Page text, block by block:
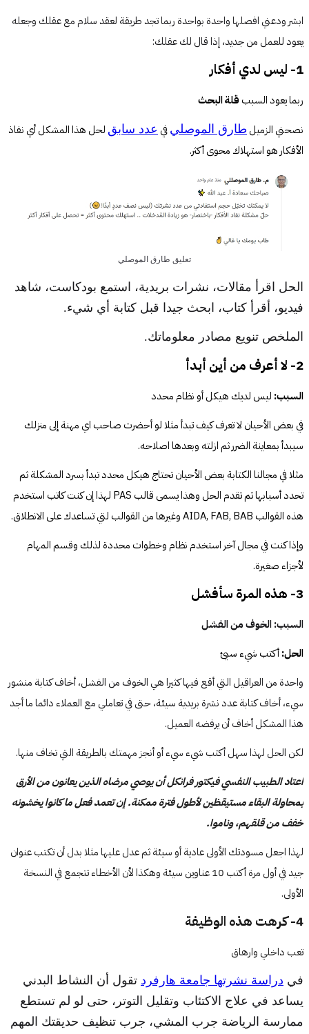
ابشر ودعني افصلها واحدة بواحدة ربما تجد طريقة لعقد سلام مع عقلك وجعله
يعود للعمل من جديد، إذا قال لك عقلك:
1- ليس لدي أفكار
ربما يعود السبب قلة البحث
نصحني الزميل طارق الموصلي في عدد سابق
الأفكار هو استهلاك محوى أكثر.
تعليق طارق الموصلي
الحل اقرأ مقالات، نشرات بريدية، استمع بودكاست، شاهد
فيديو، أقرأ كتاب، ابحث جيدا قبل كتابة أي شيء.
الملخص تنويع مصادر معلوماتك.
2- لا أعرف من أين أبدأ
السبب: ليس لديك هيكل أو نظام محدد
سيبدأ بمعاينة الضرر ثم ازلته وبعدها اصلاحه.
هذه القوالب AIDA, FAB, BAB وغيرها من القوالب لتي تساعدك على الانطلاق.
لأجزاء صغيرة.
3- هذه المرة سأفشل
السبب: الخوف من الفشل
الحل: أكتب شيء سيئ
واحدة من العراقيل التي أقع فيها كثيرا هي الخوف من الفشل، أخاف كتابة منشور
سيء، أخاف كتابة عدد نشرة بريدية سيئة، حتى في تعاملي مع العملاء دائما ما أجد
هذا المشكل أخاف أن يرفضه العميل.
لكن الحل لهذا سهل أكتب شيء سيء أو أنجز مهمتك بالطريقة التي تخاف منها.
اعتاد الطبيب النفسي فيكتور فرانكل أن يوصي مرضاه الذين يعانون من الأرق
بمحاولة البقاء مستيقظين لأطول فترة ممكنة. إن تعمد فعل ما كانوا يخشونه
خفف من قلقهم، وناموا.
لهذا اجعل مسودتك الأولى عادية أو سيئة ثم عدل عليها مثلا بدل أن تكتب عنوان
جيد في أول مرة أكتب 10 عناوين سيئة وهكذا لأن الأخطاء تتجمع في النسخة
الأولى.
4- كرهت هذه الوظيفة
تعب داخلي وارهاق
في دراسة نشرتها جامعة هارفرد تقول أن النشاط البدني
يساعد في علاج الاكتئاب وتقليل التوتر، حتى لو لم تستطع
ممارسة الرياضة جرب المشي، جرب تنظيف حديقتك المهم